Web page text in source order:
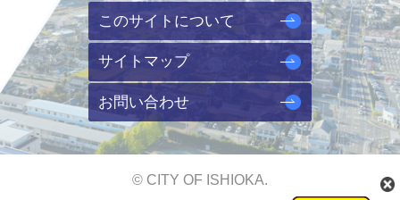
このサイトについて
サイトマップ
お問い合わせ
© CITY OF ISHIOKA.